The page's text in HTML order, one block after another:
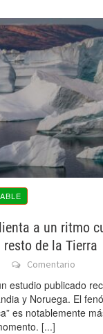
a un ritmo
de la Tierra
Comentario
estudio publicado
y Noruega. El
es notablemente
[...]